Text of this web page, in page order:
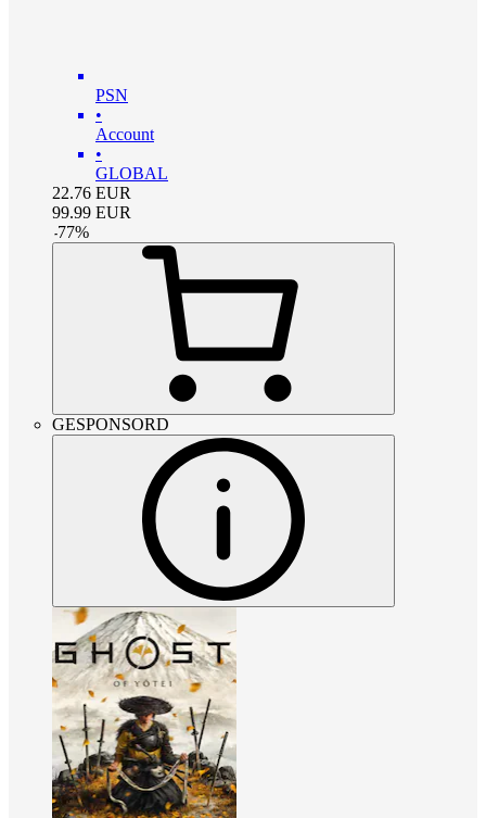
PSN
•
Account
•
GLOBAL
22.76 EUR
99.99 EUR
-77%
GESPONSORD